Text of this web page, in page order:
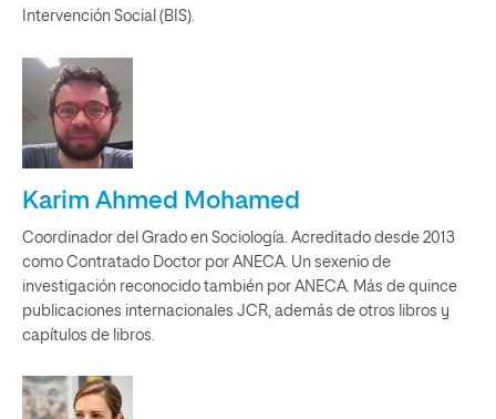
Intervención Social (BIS).
Karim Ahmed Mohamed
Coordinador del Grado en Sociología. Acreditado desde 2013
como Contratado Doctor por ANECA. Un sexenio de
investigación reconocido también por ANECA. Más de quince
publicaciones internacionales JCR, además de otros libros y
capítulos de libros.